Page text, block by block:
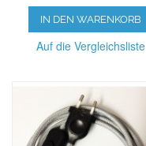
IN DEN WARENKORB
Auf die Vergleichsliste